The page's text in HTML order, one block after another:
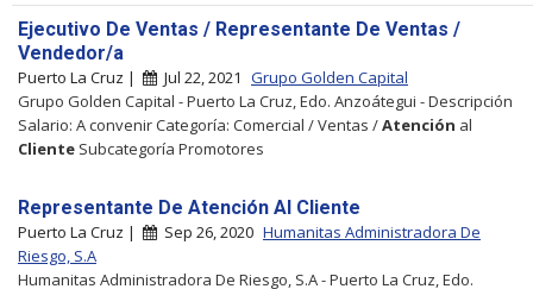
Ejecutivo De Ventas / Representante De Ventas /
Vendedor/a
Puerto La Cruz | Jul 22, 2021 Grupo Golden Capital
Grupo Golden Capital - Puerto La Cruz, Edo. Anzoátegui - Descripción
Salario: A convenir Categoría: Comercial / Ventas /Atención al
Cliente Subcategoría Promotores
Representante De Atención Al Cliente
Puerto La Cruz | Sep 26, 2020 Humanitas Administradora De
Riesgo, S.A
Humanitas Administradora De Riesgo, S.A - Puerto La Cruz, Edo.